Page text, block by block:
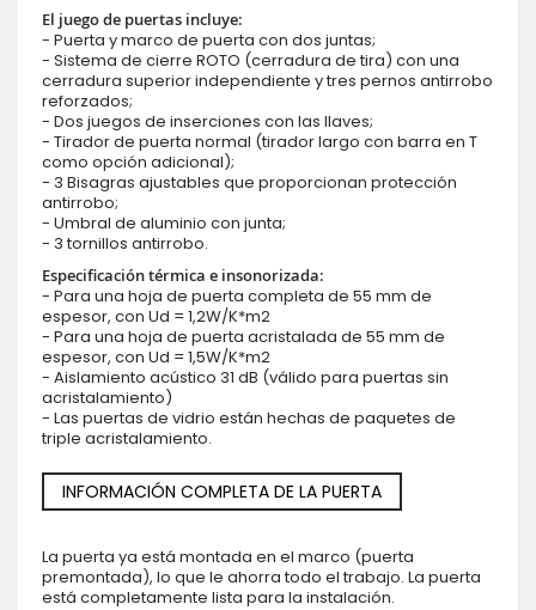
El juego de puertas incluye:
- Puerta y marco de puerta con dos juntas;
- Sistema de cierre ROTO (cerradura de tira) con una
cerradura superior independiente y tres pernos antirrobo
reforzados;
- Dos juegos de inserciones con las llaves;
- Tirador de puerta normal (tirador largo con barra en T
como opción adicional);
- 3 Bisagras ajustables que proporcionan protección
antirrobo;
- Umbral de aluminio con junta;
- 3 tornillos antirrobo.
Especificación térmica e insonorizada:
- Para una hoja de puerta completa de 55 mm de
espesor, con Ud = 1,2W/K*m2
- Para una hoja de puerta acristalada de 55 mm de
espesor, con Ud = 1,5W/K*m2
- Aislamiento acústico 31 dB (válido para puertas sin
acristalamiento)
- Las puertas de vidrio están hechas de paquetes de
triple acristalamiento.
INFORMACIÓN COMPLETA DE LA PUERTA
La puerta ya está montada en el marco (puerta
premontada), lo que le ahorra todo el trabajo. La puerta
está completamente lista para la instalación.